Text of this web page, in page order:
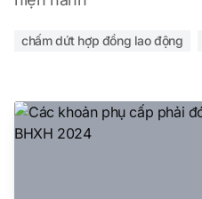
chấm dứt hợp đồng lao động